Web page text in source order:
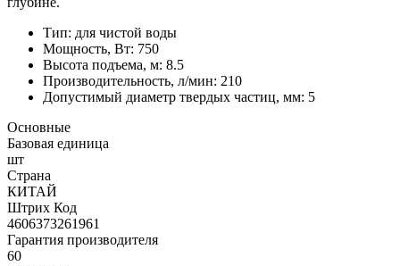
Тип: для чистой воды
Мощность, Вт: 750
Высота подъема, м: 8.5
Производительность, л/мин: 210
Допустимый диаметр твердых частиц, мм: 5
Основные
Базовая единица
шт
Страна
КИТАЙ
Штрих Код
4606373261961
Гарантия производителя
60